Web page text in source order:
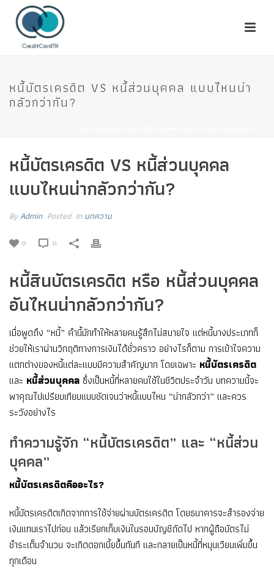
หนี้บัตรเครดิต VS หนี้ส่วนบุคคล แบบไหนน่า
กลัวกว่ากัน?
หนี้บัตรเครดิต VS หนี้ส่วนบุคคล
แบบไหนน่ากลัวกว่ากัน?
ByAdmin Posted Inบทความ
0 0
หนี้สินบัตรเครดิต หรือ หนี้ส่วนบุคคล
อันไหนน่ากลัวกว่ากัน?
เมื่อพูดถึง “หนี้” คำนี้มักทำให้หลายคนรู้สึกไม่สบายใจ แต่หนี้บางประเภทก็
ช่วยให้เราผ่านวิกฤติทางการเงินได้ชั่วคราว อย่างไรก็ตาม การเข้าใจความ
แตกต่างของหนี้แต่ละแบบมีความสำคัญมาก โดยเฉพาะ หนี้บัตรเครดิต
และ หนี้ส่วนบุคคล ซึ่งเป็นหนี้ที่หลายคนใช้ในชีวิตประจำวัน บทความนี้จะ
พาคุณไปเปรียบเทียบแบบชัดเจนว่าหนี้แบบไหน “น่ากลัวกว่า” และควร
ระวังอย่างไร
ทำความรู้จัก “หนี้บัตรเครดิต” และ “หนี้ส่วน
บุคคล”
หนี้บัตรเครดิตคืออะไร?
หนี้บัตรเครดิตเกิดจากการใช้จ่ายผ่านบัตรเครดิต โดยธนาคารจะสำรองจ่าย
เงินแทนเราไปก่อน แล้วเรียกเก็บเงินในรอบบัญชีถัดไป หากผู้ถือบัตรไม่
ชำระเต็มจำนวน จะเกิดดอกเบี้ยขึ้นทันที และกลายเป็นหนี้ที่หมุนเวียนเพิ่มขึ้น
ทุกเดือน